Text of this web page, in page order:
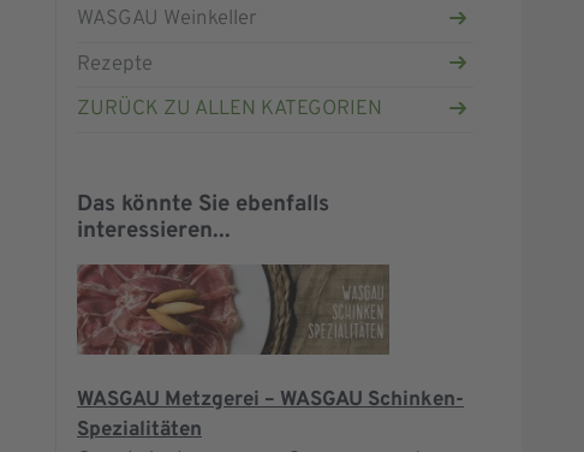
WASGAU Weinkeller
Rezepte
ZURÜCK ZU ALLEN KATEGORIEN
Das könnte Sie ebenfalls
interessieren...
WASGAU Metzgerei – WASGAU Schinken-
Spezialitäten